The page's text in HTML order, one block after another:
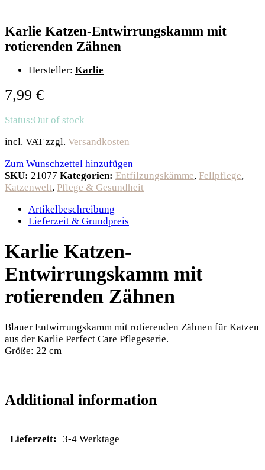
Karlie Katzen-Entwirrungskamm mit
rotierenden Zähnen
Hersteller: Karlie
7,99 €
Status:Out of stock
incl. VAT zzgl. Versandkosten
Zum Wunschzettel hinzufügen
SKU: 21077 Kategorien: Entfilzungskämme, Fellpflege,
Katzenwelt, Pflege & Gesundheit
Artikelbeschreibung
Lieferzeit & Grundpreis
Karlie Katzen-
Entwirrungskamm mit
rotierenden Zähnen
Blauer Entwirrungskamm mit rotierenden Zähnen für Katzen
aus der Karlie Perfect Care Pflegeserie.
Größe: 22 cm
Additional information
Lieferzeit: 3-4 Werktage